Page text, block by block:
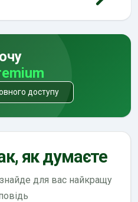
доступу
як думаєте
для вас найкращу